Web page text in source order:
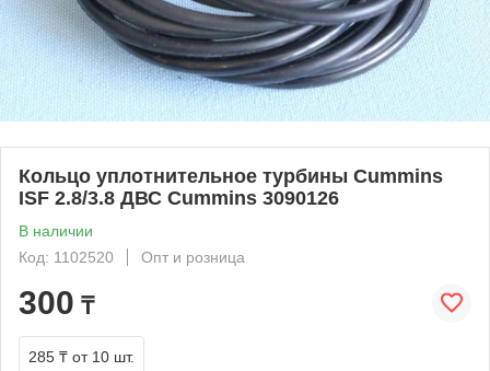
Кольцо уплотнительное турбины Cummins
ISF 2.8/3.8 ДВС Cummins 3090126
В наличии
Код: 1102520
Опт и розница
300 ₸
285 ₸ от 10 шт.